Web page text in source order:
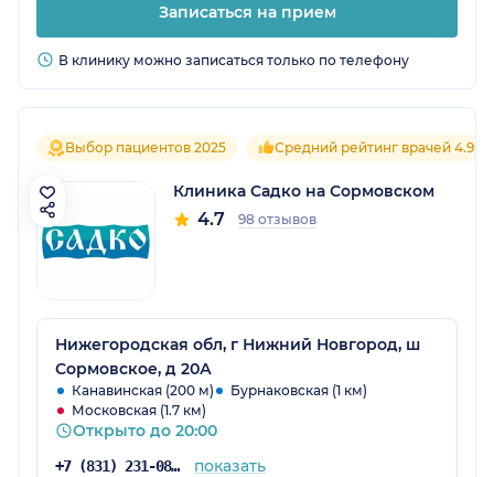
Записаться на прием
В клинику можно записаться только по телефону
Выбор пациентов 2025 Средний рейтинг врачей 4.9
Клиника Садко на Сормовском
4.7 98 отзывов
Нижегородская обл, г Нижний Новгород, ш
Сормовское, д 20А
Канавинская (200 м)
Бурнаковская (1 км)
Московская (1.7 км)
Открыто до 20:00
+7 (831) 231-08-16 показать